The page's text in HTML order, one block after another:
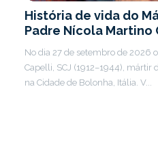
História de vida do
Padre Nícola Martino
No dia 27 de setembro de 2026
Capelli, SCJ (1912–1944), mártir
na Cidade de Bolonha, Itália. V...